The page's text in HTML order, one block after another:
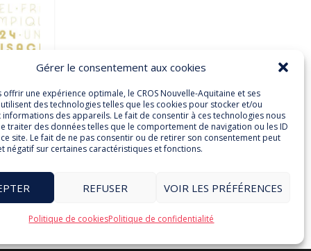
Gérer le consentement aux cookies
offrir une expérience optimale, le CROS Nouvelle-Aquitaine et ses
des technologies telles que les cookies pour stocker et/ou
informations des appareils. Le fait de consentir à ces technologies nous
traiter des données telles que le comportement de navigation ou les ID
site. Le fait de ne pas consentir ou de retirer son consentement peut
négatif sur certaines caractéristiques et fonctions.
REFUSER VOIR LES PRÉFÉRENCES
Politique de cookiesPolitique de confidentialité